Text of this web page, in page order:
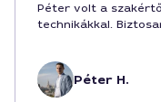
Péter volt a
technikákkal.
Péter H.